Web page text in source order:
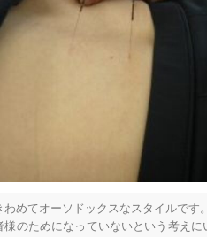
結果を見る
めてオーソドックスなスタイルです。
のためになっていないという考えに